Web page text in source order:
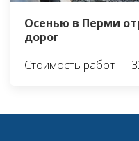
Осенью в Перми
дорог
Стоимость работ —